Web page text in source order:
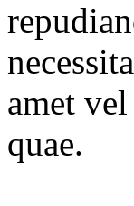
amet
quae.